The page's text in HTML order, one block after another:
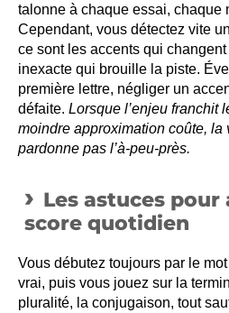
talonne à chaque essai, chaque
Cependant, vous détectez vite
ce sont les accents qui
inexacte qui brouille la piste.
première lettre, négliger un
défaite. Lorsque l’enjeu franchit
moindre approximation coûte, la
pardonne pas l’à-peu-près.
Les astuces
score quotidien
Vous débutez toujours par le
vrai, puis vous jouez sur la
pluralité, la conjugaison, tout